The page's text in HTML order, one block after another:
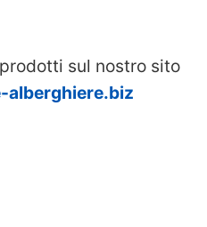
sul nostro sito